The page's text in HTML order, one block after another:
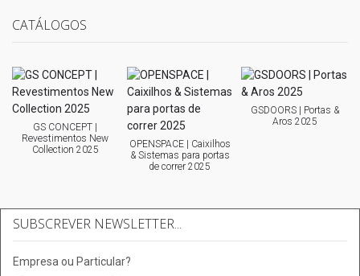
CATÁLOGOS
GS CONCEPT |
Revestimentos New
Collection 2025
OPENSPACE | Caixilhos
& Sistemas para portas
de correr 2025
GSDOORS | Portas &
Aros 2025
SUBSCREVER NEWSLETTER...
Empresa ou Particular?